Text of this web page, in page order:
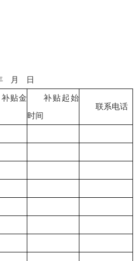
日
补贴金
补贴起始
时间
联系电话